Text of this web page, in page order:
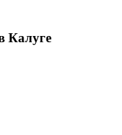
Калуге